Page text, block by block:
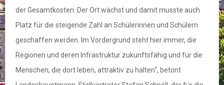
der Gesamtkosten. Der Ort wächst und damit musste auch
Platz für die steigende Zahl an Schülerinnen und Schülern
geschaffen werden. Im Vordergrund steht hier immer, die
Regionen und deren Infrastruktur zukunftsfähig und für die
Menschen, die dort leben, attraktiv zu halten“, betont